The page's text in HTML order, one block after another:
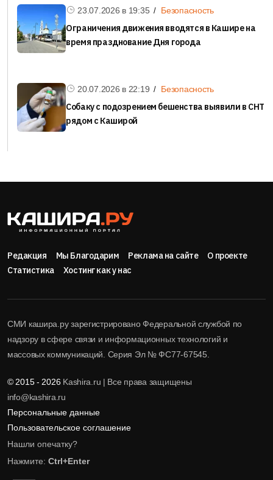
23.07.2026 в 19:35 Безопасность
Ограничения движения вводятся в Кашире на
время празднование Дня города
20.07.2026 в 22:19 Безопасность
Собаку с подозрением бешенства выявили в СНТ
рядом с Каширой
Редакция Мы Благодарим Реклама на сайте
О проекте
Статистика
Хостинг как у нас
СМИ кашира.ру зарегистрировано Федеральной службой по
надзору в сфере связи и информационных технологий и
массовых коммуникаций. Серия Эл № ФС77-67545.
© 2015 - 2026Kashira.ru | Все права защищены
info@kashira.ru
Персональные данные
Пользовательское соглашение
Нашли опечатку?
Нажмите: Ctrl+Enter